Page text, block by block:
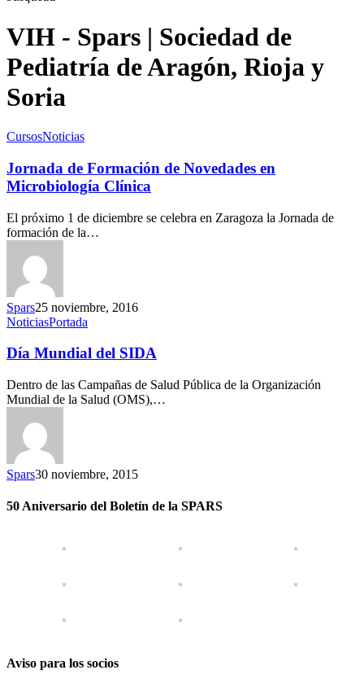
VIH - Spars | Sociedad de
Pediatría de Aragón, Rioja y
Soria
CursosNoticias
Jornada de Formación de Novedades en
Microbiología Clínica
El próximo 1 de diciembre se celebra en Zaragoza la Jornada de
formación de la…
Spars25 noviembre, 2016
NoticiasPortada
Día Mundial del SIDA
Dentro de las Campañas de Salud Pública de la Organización
Mundial de la Salud (OMS),…
Spars30 noviembre, 2015
50 Aniversario del Boletín de la SPARS
Aviso para los socios